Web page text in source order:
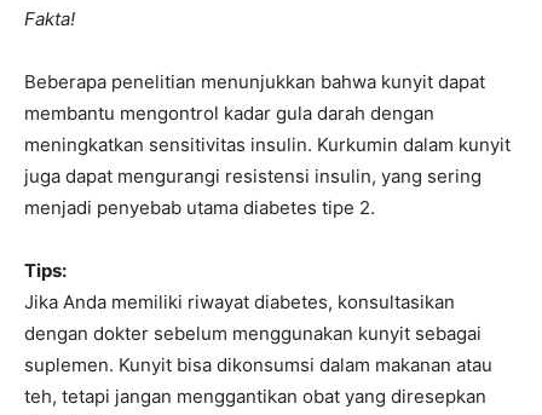
Fakta!
Beberapa penelitian menunjukkan bahwa kunyit dapat
membantu mengontrol kadar gula darah dengan
meningkatkan sensitivitas insulin. Kurkumin dalam kunyit
juga dapat mengurangi resistensi insulin, yang sering
menjadi penyebab utama diabetes tipe 2.
Tips:
Jika Anda memiliki riwayat diabetes, konsultasikan
dengan dokter sebelum menggunakan kunyit sebagai
suplemen. Kunyit bisa dikonsumsi dalam makanan atau
teh, tetapi jangan menggantikan obat yang diresepkan